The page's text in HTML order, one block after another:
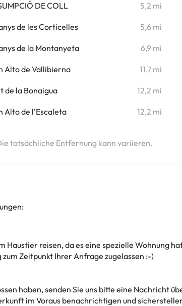
DE COLL 5,2 mi
de les Corticelles 5,6 mi
de la Montanyeta 6,9 mi
Alto de Vallibierna 11,7 mi
de la Bonaigua 12,2 mi
Alto de l'Escaleta 12,2 mi
tatsächliche Entfernung kann variieren.
Haustier reisen, da es eine spezielle Wohnung
Zeitpunkt Ihrer Anfrage zugelassen :-)
haben, senden Sie uns bitte eine Nachricht
im Voraus benachrichtigen und